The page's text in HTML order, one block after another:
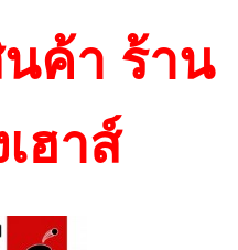
ค้า ร้าน
ฮาส์